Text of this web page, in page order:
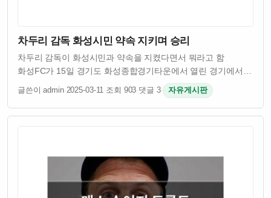
차두리 감독 화성시민 약속 지키며 승리
차두리 감독이 화성시민과 약속을 지켰다면서 뭐라고 함
화성FC가 15일 경기도 화성종합경기타운에서 열린 경기에서
승리를 거뒀음 차두리 감독이 이끄는 팀이었고 시민들이
기대했던 결과였다고 함 원래 차두리 감독은 화성시민들에게
승리를 약속했었다고 하던데 그 약속을 실제로 …
글쓴이 admin·2025-03-11·조회 903·댓글 3· 자유게시판